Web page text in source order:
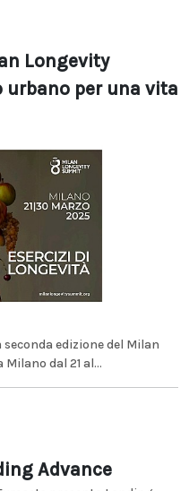
Longevity
per una vita
edizione del Milan
dal 21 al...
Advance